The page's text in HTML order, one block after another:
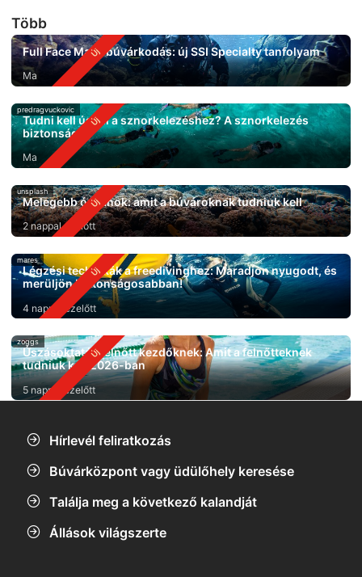
Több
Full Face Mask búvárkodás: új SSI Specialty tanfolyam
Ma
predragvuckovic
Tudni kell úszni a sznorkelezéshez? A sznorkelezés
biztonsága
Ma
unsplash
Melegebb óceánok: amit a búvároknak tudniuk kell
2 nappal ezelőtt
mares
Légzési technikák a freedivinghez: Maradjon nyugodt, és
merüljön biztonságosabban!
4 nappal ezelőtt
zoggs
Úszásoktatás felnőtt kezdőknek: Amit a felnőtteknek
tudniuk kell 2026-ban
5 nappal ezelőtt
Hírlevél feliratkozás
Búvárközpont vagy üdülőhely keresése
Találja meg a következő kalandját
Állások világszerte